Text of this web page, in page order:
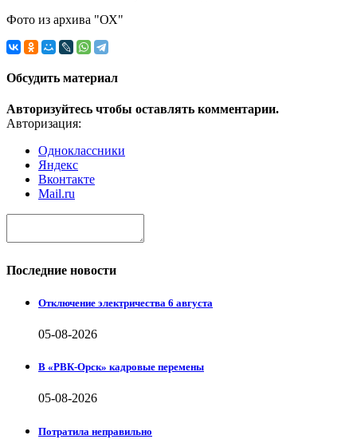
Фото из архива "ОХ"
Обсудить материал
Авторизуйтесь чтобы оставлять комментарии.
Авторизация:
Одноклассники
Яндекс
Вконтакте
Mail.ru
Последние новости
Отключение электричества 6 августа
05-08-2026
В «РВК-Орск» кадровые перемены
05-08-2026
Потратила неправильно